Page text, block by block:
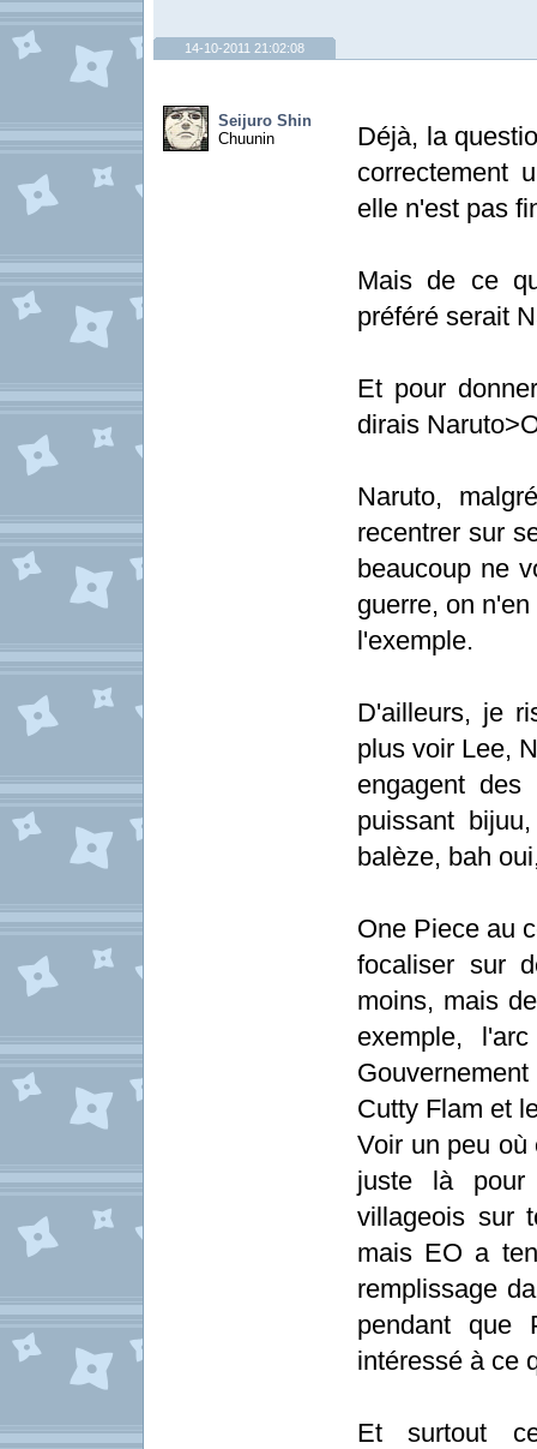
14-10-2011 21:02:08
Seijuro Shin
Chuunin
Déjà, la
correctement
elle n'est pas
Mais de ce
préféré serait
Et pour
dirais
Naruto,
recentrer sur
beaucoup ne
guerre, on
l'exemple.
D'ailleurs, je
plus voir Lee,
engagent
puissant
balèze, bah
One Piece au
focaliser sur
moins, mais
exemple,
Cutty Flam et
Voir un peu où
juste là pour
villageois sur
mais EO a
remplissage
pendant que
intéressé à ce
Et surtout